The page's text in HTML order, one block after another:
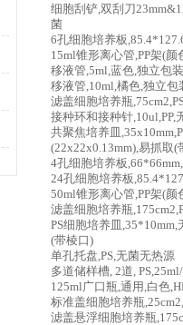
细胞刮铲,双刮刀
菌
6孔细胞培养板
15ml锥形离心管,PP架(颜
移液管,5ml,蓝色,独立包
移液管,10ml,橘色,独立包
滤盖细胞培养瓶
接种环和接种针,10ul,PP,
共聚焦培养皿
(22x22x0.13mm),易抓取(
4孔细胞培养板
24孔细胞培养板
50ml锥形离心管,PP架(颜
滤盖细胞培养瓶
PS细胞培养皿
(带棱口)
单孔托盘,PS,无菌无热源
多道储样槽, 2道,
125ml广口瓶,通用,白色
标准盖细胞培养瓶
滤盖悬浮细胞培养瓶